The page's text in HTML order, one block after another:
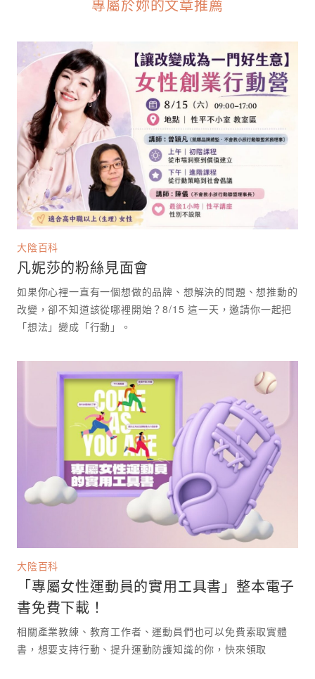
專屬於妳的文章推薦
大陰百科
凡妮莎的粉絲見面會
如果你心裡一直有一個想做的品牌、想解決的問題、想推動的
改變，卻不知道該從哪裡開始？8/15 這一天，邀請你一起把
「想法」變成「行動」。
大陰百科
「專屬女性運動員的實用工具書」整本電子
書免費下載！
相關產業教練、教育工作者、運動員們也可以免費索取實體
書，想要支持行動、提升運動防護知識的你，快來領取